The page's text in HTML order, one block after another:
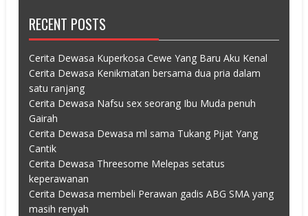
RECENT POSTS
Cerita Dewasa Kuperkosa Cewe Yang Baru Aku Kenal
Cerita Dewasa Kenikmatan bersama dua pria dalam
satu ranjang
Cerita Dewasa Nafsu sex seorang Ibu Muda penuh
Gairah
Cerita Dewasa Dewasa ml sama Tukang Pijat Yang
Cantik
Cerita Dewasa Threesome Melepas setatus
keperawanan
Cerita Dewasa membeli Perawan gadis ABG SMA yang
masih renyah